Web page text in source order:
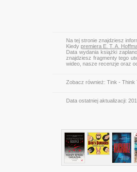
Na tej stronie znajdziesz
Kiedy premiera E. T. A.
Data wydania książki
znajdziesz fragmenty tego
wideo, nasze recenzje oraz
Zobacz również: Tink - Think
Data ostatniej aktualizacji: